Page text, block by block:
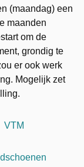
(maandag) een
maanden
om de
grondig te
er ook werk
Mogelijk zet
VTM